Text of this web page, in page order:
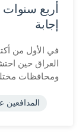
أربع سنوات
إجابة
العراق حين
ومحافظات